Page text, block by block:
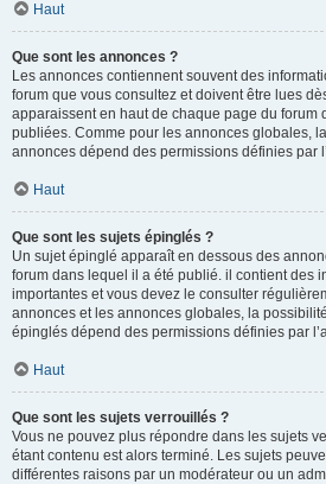
Haut
Que sont les annonces ?
Les annonces contiennent souvent des
forum que vous consultez et doivent être lues
apparaissent en haut de chaque page du forum
publiées. Comme pour les annonces globales,
annonces dépend des permissions définies par
Haut
Que sont les sujets épinglés ?
Un sujet épinglé apparaît en dessous des
forum dans lequel il a été publié. il contient des
importantes et vous devez le consulter
annonces et les annonces globales, la
épinglés dépend des permissions définies par
Haut
Que sont les sujets verrouillés ?
Vous ne pouvez plus répondre dans les sujets
étant contenu est alors terminé. Les sujets
différentes raisons par un modérateur ou un